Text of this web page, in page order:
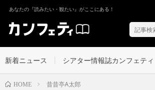
あなたの『読みたい・観たい』がここにある！
新着ニュース シアター情報誌カンフェティ
HOME 昔昔亭A太郎